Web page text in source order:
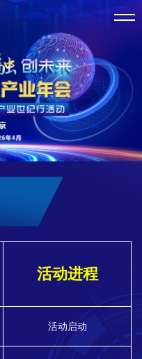
活动进程
活动启动